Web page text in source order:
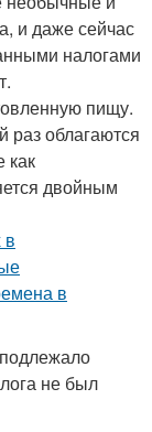
и даже сейчас
налогами
пищу.
раз облагаются
как
двойным
не был